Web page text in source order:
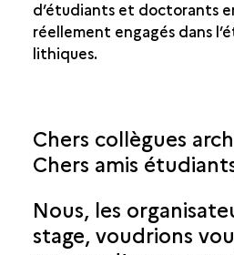
d’étudiants et doctorants
réellement engagés dans
lithiques.
Chers collègues
Chers amis
Nous, les
stage, voudrions